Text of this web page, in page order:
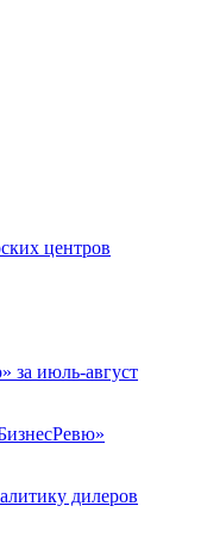
центров
за июль-август
дилеров